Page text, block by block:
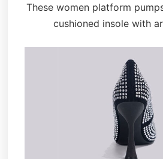
These women platform
cushioned insole with